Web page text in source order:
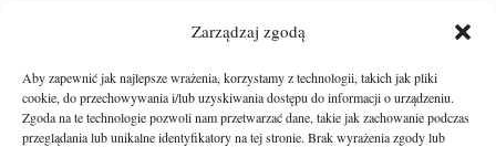
Zarządzaj zgodą
Aby zapewnić jak najlepsze wrażenia, korzystamy z technologii, takich jak pliki
cookie, do przechowywania i/lub uzyskiwania dostępu do informacji o urządzeniu.
Zgoda na te technologie pozwoli nam przetwarzać dane, takie jak zachowanie podczas
przeglądania lub unikalne identyfikatory na tej stronie. Brak wyrażenia zgody lub